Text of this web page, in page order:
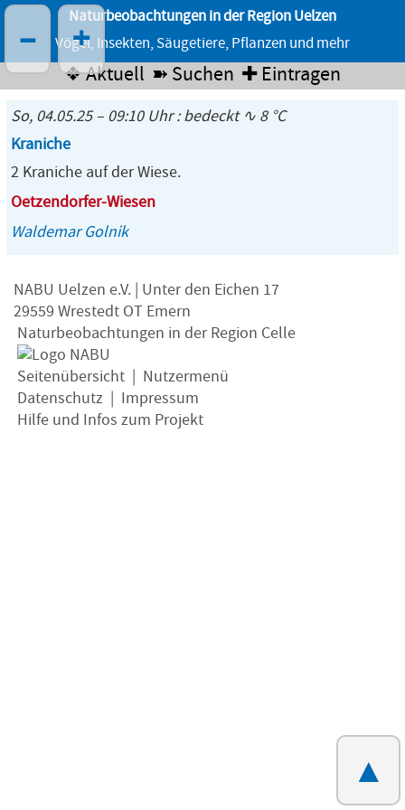
Naturbeobachtungen in der Region Uelzen
Vögel, Insekten, Säugetiere, Pflanzen und mehr
❖ Aktuell ➽ Suchen ✚ Eintragen
So, 04.05.25 – 09:10 Uhr : bedeckt ∿ 8 °C
Kraniche
2 Kraniche auf der Wiese.
Oetzendorfer-Wiesen
Waldemar Golnik
NABU Uelzen e.V. | Unter den Eichen 17
29559 Wrestedt OT Emern
Naturbeobachtungen in der Region Celle
Seitenübersicht
Nutzermenü
Datenschutz
Impressum
Hilfe und Infos zum Projekt
▲
– +